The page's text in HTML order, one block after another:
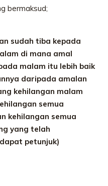
bermaksud;
sudah tiba kepada
di mana amal
malam itu lebih baik
daripada amalan
kehilangan malam
semua
kehilangan semua
yang telah
petunjuk)